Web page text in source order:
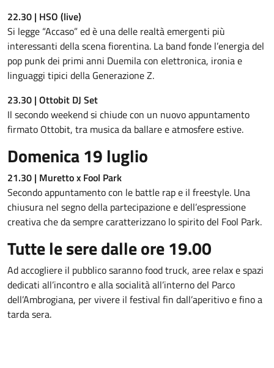
22.30 | HSO (live)
Si legge “Accaso” ed è una delle realtà emergenti più
interessanti della scena fiorentina. La band fonde l’energia del
pop punk dei primi anni Duemila con elettronica, ironia e
linguaggi tipici della Generazione Z.
23.30 | Ottobit DJ Set
Il secondo weekend si chiude con un nuovo appuntamento
firmato Ottobit, tra musica da ballare e atmosfere estive.
Domenica19 luglio
21.30 | Muretto x Fool Park
Secondo appuntamento con le battle rap e il freestyle. Una
chiusura nel segno della partecipazione e dell’espressione
creativa che da sempre caratterizzano lo spirito del Fool Park.
Tutte le sere dalle ore 19.00
Ad accogliere il pubblico saranno food truck, aree relax e spazi
dedicati all’incontro e alla socialità all’interno del Parco
dell’Ambrogiana, per vivere il festival fin dall’aperitivo e fino a
tarda sera.